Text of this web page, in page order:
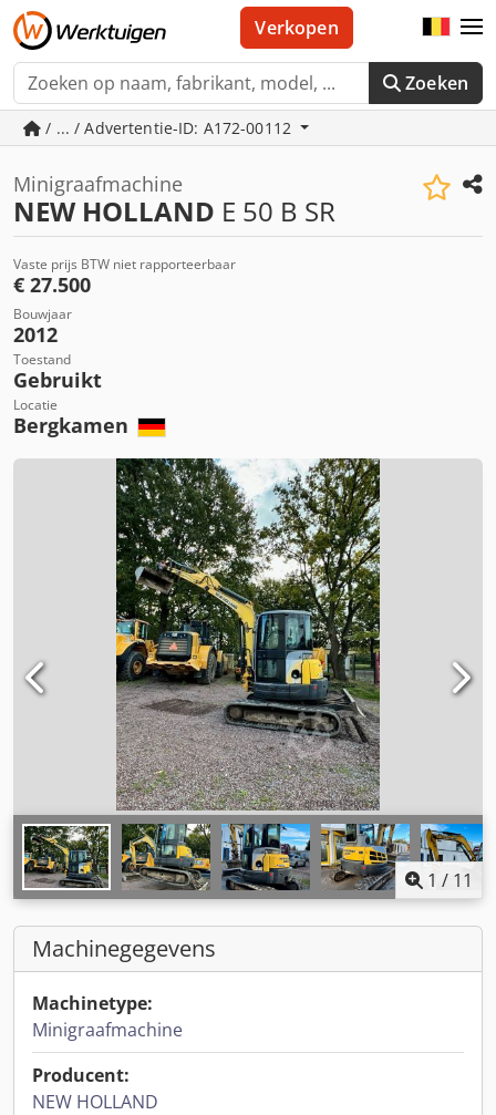
Zoeken
Verkopen
/ ... / Advertentie-ID: A172-00112
Minigraafmachine
NEW HOLLAND E 50 B SR
Vaste prijs BTW niet rapporteerbaar
€ 27.500
Bouwjaar
2012
Toestand
Gebruikt
Locatie
Bergkamen
1 / 11
Machinegegevens
Machinetype:
Minigraafmachine
Producent:
NEW HOLLAND